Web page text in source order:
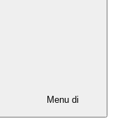
Menu di